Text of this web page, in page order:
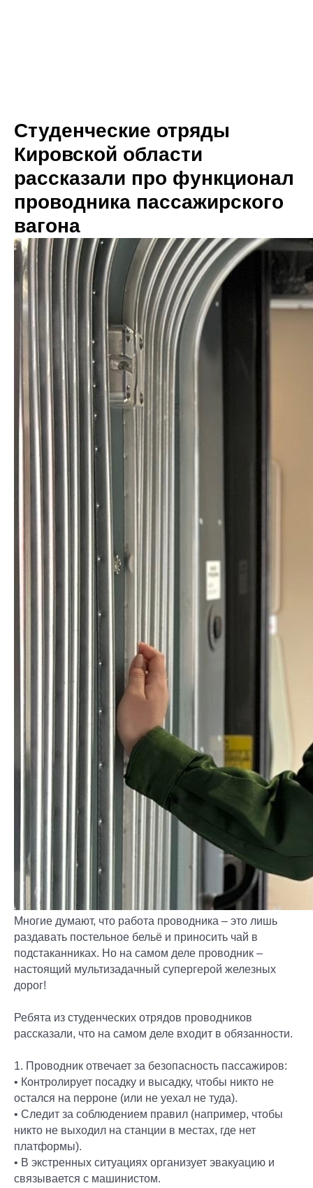
Студенческие отряды
Кировской области
рассказали про функционал
проводника пассажирского
вагона
Многие думают, что работа проводника – это лишь
раздавать постельное бельё и приносить чай в
подстаканниках. Но на самом деле проводник –
настоящий мультизадачный супергерой железных
дорог!
Ребята из студенческих отрядов проводников
рассказали, что на самом деле входит в обязанности.
1. Проводник отвечает за безопасность пассажиров:
• Контролирует посадку и высадку, чтобы никто не
остался на перроне (или не уехал не туда).
• Следит за соблюдением правил (например, чтобы
никто не выходил на станции в местах, где нет
платформы).
• В экстренных ситуациях организует эвакуацию и
связывается с машинистом.